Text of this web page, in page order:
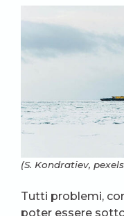
(S. Kondratiev,
Tutti problemi,
poter essere